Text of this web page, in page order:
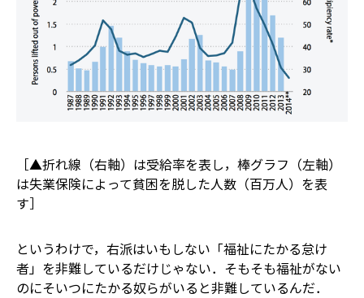
［▲折れ線（右軸）は受給率を表し，棒グラフ（左軸）
は失業保険によって貧困を脱した人数（百万人）を表
す］
というわけで，右派はいもしない「福祉にたかる怠け
者」を非難しているだけじゃない．そもそも福祉がない
のにそいつにたかる奴らがいると非難しているんだ．